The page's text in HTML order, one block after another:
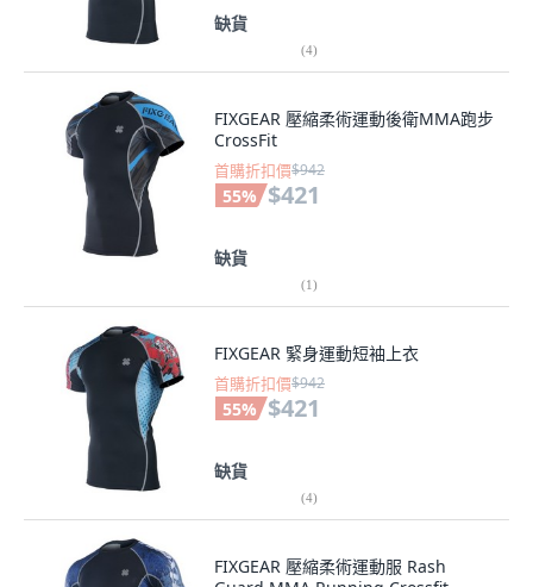
缺貨
(4)
FIXGEAR 壓縮柔術運動後衛MMA跑步
CrossFit
首購折扣價$942
55% $421
缺貨
(1)
FIXGEAR 緊身運動短袖上衣
首購折扣價$942
55% $421
缺貨
(4)
FIXGEAR 壓縮柔術運動服 Rash